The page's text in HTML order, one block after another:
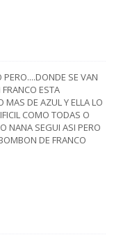
PERO....DONDE SE VAN
ESTA
MAS DE AZUL Y ELLA LO
COMO TODAS O
NANA SEGUI ASI PERO
DE FRANCO